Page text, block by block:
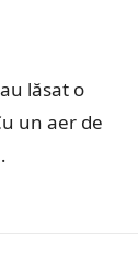
lăsat o
un aer de